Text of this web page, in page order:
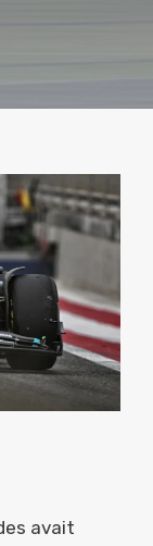
avait